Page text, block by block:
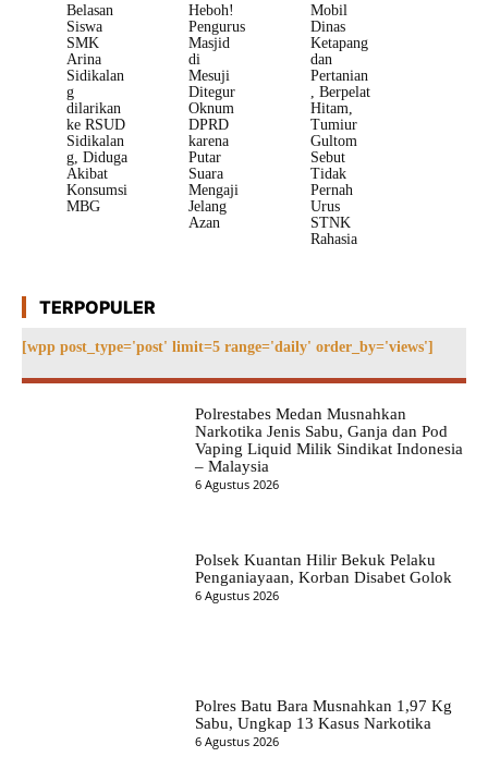
Belasan
Siswa
SMK
Arina
Sidikalan
g
dilarikan
ke RSUD
Sidikalan
g, Diduga
Akibat
Konsumsi
MBG
Heboh!
Pengurus
Masjid
di
Mesuji
Ditegur
Oknum
DPRD
karena
Putar
Suara
Mengaji
Jelang
Azan
Mobil
Dinas
Ketapang
dan
Pertanian
, Berpelat
Hitam,
Tumiur
Gultom
Sebut
Tidak
Pernah
Urus
STNK
Rahasia
TERPOPULER
[wpp post_type='post' limit=5 range='daily' order_by='views']
Polrestabes Medan Musnahkan
Narkotika Jenis Sabu, Ganja dan Pod
Vaping Liquid Milik Sindikat Indonesia
– Malaysia
6 Agustus 2026
Polsek Kuantan Hilir Bekuk Pelaku
Penganiayaan, Korban Disabet Golok
6 Agustus 2026
Polres Batu Bara Musnahkan 1,97 Kg
Sabu, Ungkap 13 Kasus Narkotika
6 Agustus 2026